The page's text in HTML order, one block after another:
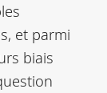
et parmi
biais